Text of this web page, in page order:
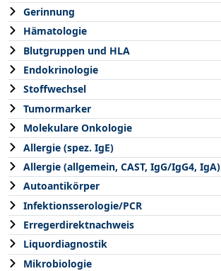
Gerinnung
Hämatologie
Blutgruppen und HLA
Endokrinologie
Stoffwechsel
Tumormarker
Molekulare Onkologie
Allergie (spez. IgE)
Allergie (allgemein, CAST, IgG/IgG4, IgA)
Autoantikörper
Infektionsserologie/PCR
Erregerdirektnachweis
Liquordiagnostik
Mikrobiologie